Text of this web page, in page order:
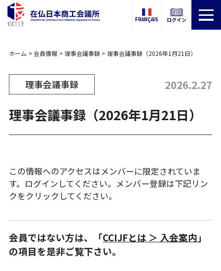
FRANÇAIS ログイン
ホーム 会員情報 理事会議事録 理事会議事録（2026年1月21日）
理事会議事録 2026.2.27
理事会議事録（2026年1月21日）
この情報へのアクセスはメンバーに限定されていま
す。ログインしてください。メンバー登録は下記リン
クをクリックしてください。
会員ではない方は、「CCIJFとは ＞ 入会案内」
の項目を是非ご覧下さい。